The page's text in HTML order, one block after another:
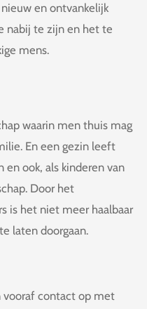
en ontvankelijk
nabij te zijn en het te
mens.
waarin men thuis mag
En een gezin leeft
ook, als kinderen van
Door het
is het niet meer haalbaar
laten doorgaan.
vooraf contact op met